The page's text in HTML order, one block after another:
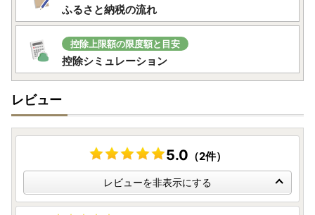
ふるさと納税の流れ
控除上限額の限度額と目安
控除シミュレーション
レビュー
5.0 （2件）
レビューを非表示にする